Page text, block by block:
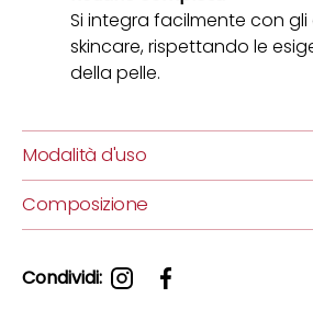
Si integra facilmente con
skincare, rispettando le
della pelle.
Modalità d'uso
Composizione
Condividi: